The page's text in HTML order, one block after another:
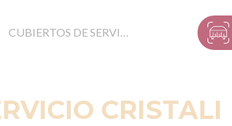
CUBIERTOS DE SERVICIOS
CRISTALI